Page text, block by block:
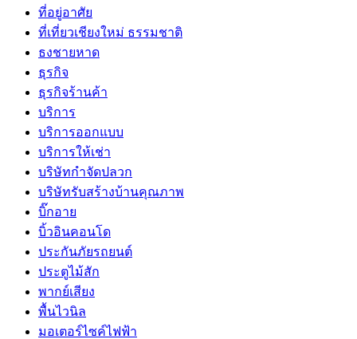
ที่อยู่อาศัย
ที่เที่ยวเชียงใหม่ ธรรมชาติ
ธงชายหาด
ธุรกิจ
ธุรกิจร้านค้า
บริการ
บริการออกแบบ
บริการให้เช่า
บริษัทกำจัดปลวก
บริษัทรับสร้างบ้านคุณภาพ
บิ๊กอาย
บิ้วอินคอนโด
ประกันภัยรถยนต์
ประตูไม้สัก
พากย์เสียง
พื้นไวนิล
มอเตอร์ไซค์ไฟฟ้า